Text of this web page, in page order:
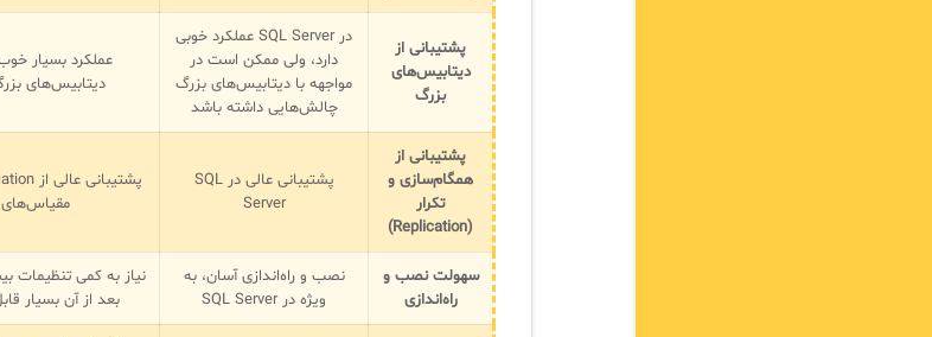
پشتیبانی از
دیتابیس‌های
بزرگ
در SQL Server عملکرد خوبی
دارد، ولی ممکن است در
مواجهه با دیتابیس‌های بزرگ
چالش‌هایی داشته باشد
عملکرد بسیار
دیتابیس‌های
پشتیبانی از
همگام‌سازی و
تکرار
(Replication)
پشتیبانی عالی در SQL
Server
سهولت نصب و
راه‌اندازی
نصب و راه‌اندازی آسان، به
ویژه در SQL Server
نیاز به کمی تنظیمات
بعد از آن بسیار